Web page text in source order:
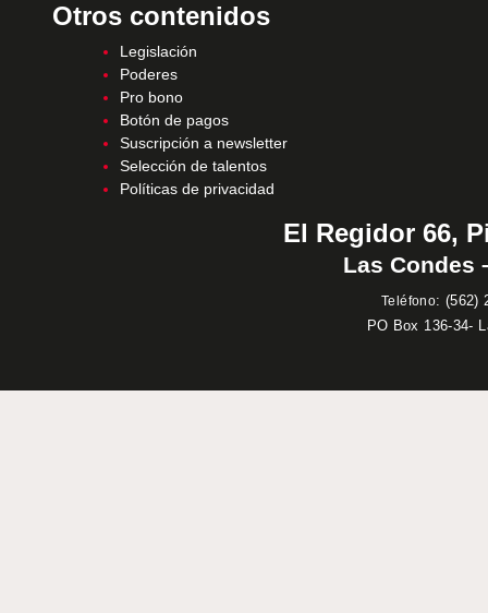
Otros contenidos
Legislación
Poderes
Pro bono
Botón de pagos
Suscripción a newsletter
Selección de talentos
Políticas de privacidad
El Regidor 66,
Las Condes
Teléfono: (562)
PO Box 136-34-